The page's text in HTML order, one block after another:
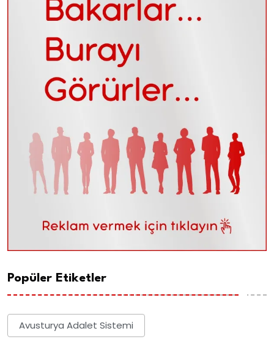
Popüler Etiketler
Avusturya Adalet Sistemi